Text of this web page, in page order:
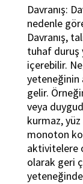
Davranış:
nedenle
Davranış,
tuhaf duruş
içerebilir.
yeteneğinin
gelir.
veya
kurmaz,
monoton
aktivitelere
olarak geri